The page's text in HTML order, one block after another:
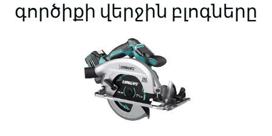
գործիքի վերջին բլոգները